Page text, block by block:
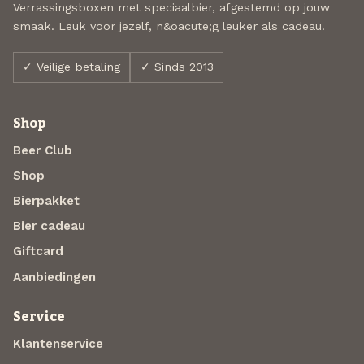
Verrassingsboxen met speciaalbier, afgestemd op jouw
smaak. Leuk voor jezelf, n&oacute;g leuker als cadeau.
✓ Veilige betaling ✓ Sinds 2013
Shop
Beer Club
Shop
Bierpakket
Bier cadeau
Giftcard
Aanbiedingen
Service
Klantenservice